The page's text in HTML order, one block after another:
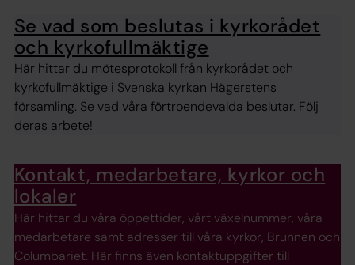
Se vad som beslutas i kyrkorådet
och kyrkofullmäktige
Här hittar du mötesprotokoll från kyrkorådet och
kyrkofullmäktige i Svenska kyrkan Hägerstens
församling. Se vad våra förtroendevalda beslutar. Följ
deras arbete!
Kontakt, medarbetare, kyrkor och
lokaler
Här hittar du våra öppettider, vårt växelnummer, våra
medarbetare samt adresser till våra kyrkor, Brunnen och
Columbariet. Här finns även kontaktuppgifter till